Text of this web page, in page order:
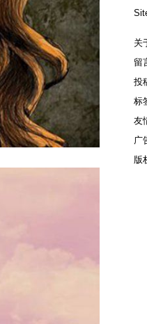
关
留
投
标
友
广
版